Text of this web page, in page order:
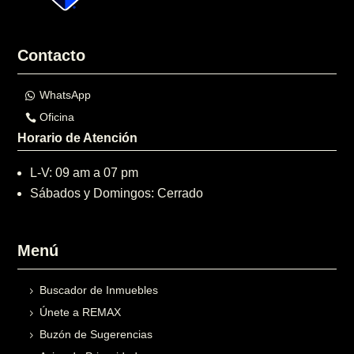
Contacto
WhatsApp
Oficina
Horario de Atención
L-V: 09 am a 07 pm
Sábados y Domingos: Cerrado
Menú
Buscador de Inmuebles
Únete a REMAX
Buzón de Sugerencias